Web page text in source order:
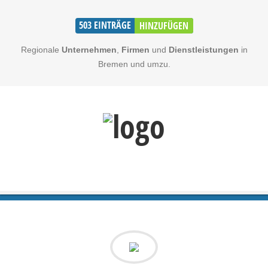
503 EINTRÄGE HINZUFÜGEN
Regionale Unternehmen Firmen und Dienstleistungen in
Bremen und umzu.